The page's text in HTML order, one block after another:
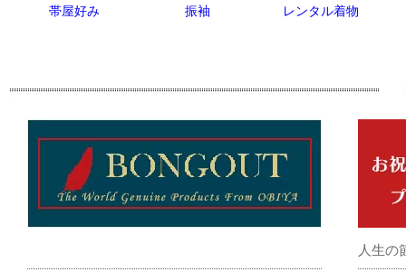
帯屋好み 振袖 レンタル着物
人生の